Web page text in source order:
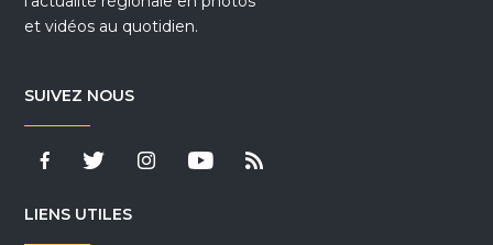
et vidéos au quotidien.
SUIVEZ NOUS
LIENS UTILES